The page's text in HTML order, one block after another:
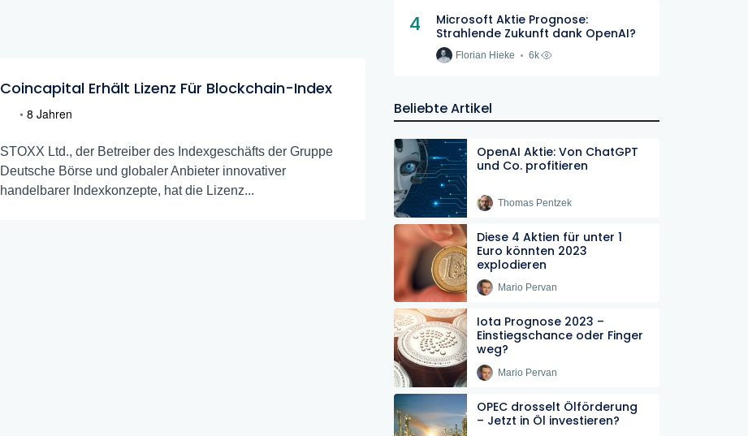
Coincapital Erhält Lizenz Für Blockchain-Index
• 8 Jahren
STOXX Ltd., der Betreiber des Indexgeschäfts der Gruppe
Deutsche Börse und globaler Anbieter innovativer
handelbarer Indexkonzepte, hat die Lizenz...
4
Microsoft Aktie Prognose:
Strahlende Zukunft dank OpenAI?
Florian Hieke 6k
Beliebte Artikel
OpenAI Aktie: Von ChatGPT
und Co. profitieren
Thomas Pentzek
Diese 4 Aktien für unter 1
Euro könnten 2023
explodieren
Mario Pervan
Iota Prognose 2023 –
Einstiegschance oder Finger
weg?
Mario Pervan
OPEC drosselt Ölförderung
– Jetzt in Öl investieren?